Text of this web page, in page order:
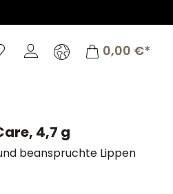
Warenkorb
0,00 €*
4,7 g
beanspruchte Lippen